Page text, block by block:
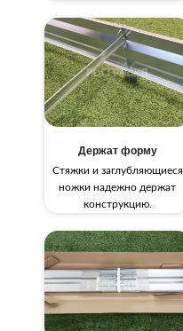
Держат форму
Стяжки и заглубляющиеся
ножки надежно держат
конструкцию.